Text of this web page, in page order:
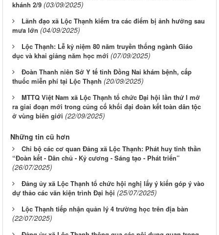
khánh 2/9 (03/09/2025)
Lãnh đạo xã Lộc Thạnh kiểm tra các điểm bị ảnh hưởng sau
mưa lớn (04/09/2025)
Lộc Thạnh: Lễ kỷ niệm 80 năm truyền thống ngành Giáo
dục và khai giảng năm học mới (07/09/2025)
Đoàn Thanh niên Sở Y tế tỉnh Đồng Nai khám bệnh, cấp
thuốc miễn phí tại Lộc Thạnh (20/09/2025)
MTTQ Việt Nam xã Lộc Thạnh tổ chức Đại hội lần thứ I mở
ra giai đoạn mới trong củng cố khối đại đoàn kết toàn dân tộc
ở vùng biên giới (22/09/2025)
Những tin cũ hơn
Chi bộ các cơ quan Đảng xã Lộc Thạnh: Phát huy tinh thần
“Đoàn kết - Dân chủ - Kỷ cương - Sáng tạo - Phát triển”
(26/07/2025)
Đảng ủy xã Lộc Thạnh tổ chức hội nghị lấy ý kiến góp ý vào
dự thảo các văn kiện trình Đại hội (25/07/2025)
Lộc Thạnh tiếp nhận quản lý 4 trường học trên địa bàn
(22/07/2025)